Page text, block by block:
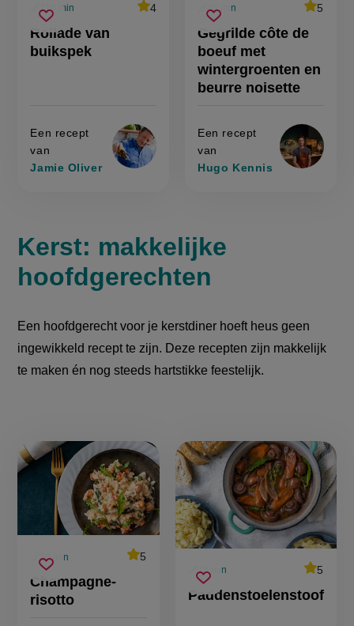
Rollade van
buikspek
voorbereidingstijd
210 min
average
4
Beoordeel
Een recept
van
Jamie Oliver
Sla
recept
op
rollade
van
buikspek
Gegrilde côte de
boeuf met
wintergroenten en
beurre noisette
voorbereidingstijd
45 min
average
5
boeuf
met
beurre
Een recept
van
Hugo Kennis
Sla
recept
op
gegrilde
côte
de
boeuf
wintergroenten
en
noisette
Kerst: makkelijke
hoofdgerechten
Een hoofdgerecht voor je kerstdiner hoeft heus geen
ingewikkeld recept te zijn. Deze recepten zijn makkelijk
te maken én nog steeds hartstikke feestelijk.
Makkelijke
kerst
hoofdgerechten
Champagne-
risotto
voorbereidingstijd
30 min
average
5
Beoordeel
Sla
recept
op
champagne-
risotto
Paddenstoelenstoof
voorbereidingstijd
15 min
average
5
Sla
recept
paddenstoelenstoof